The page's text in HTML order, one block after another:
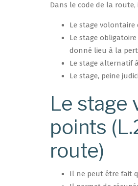
Dans le code de la
Le stage
Le stage
donné lieu à la
Le stage alternatif
Le stage, peine
Le stage
points
route)
Il ne peut être fait